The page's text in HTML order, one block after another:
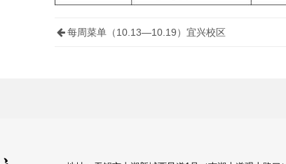
每周菜单（10.13—10.19）宜兴校区